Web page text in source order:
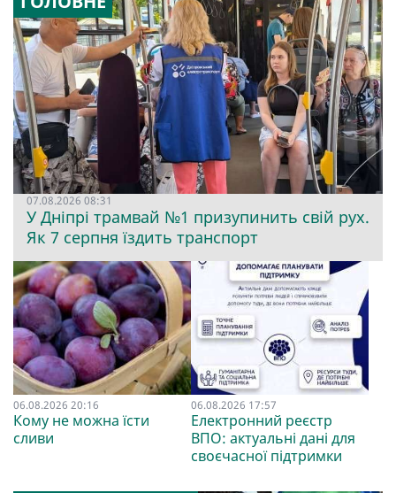
07.08.2026 08:31
У Дніпрі трамвай №1 призупинить свій рух.
Як 7 серпня їздить транспорт
06.08.2026 20:16
Кому не можна їсти
сливи
06.08.2026 17:57
Електронний реєстр
ВПО: актуальні дані для
своєчасної підтримки